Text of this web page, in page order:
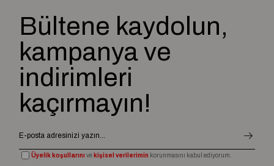
Bültene kaydolun,
kampanya ve
indirimleri
kaçırmayın!
Üyelik koşullarını ve kişisel verilerimin korunmasını kabul ediyorum.